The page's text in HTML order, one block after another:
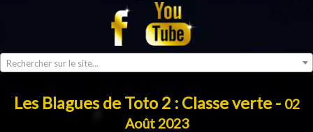
Rechercher sur le site...
Les Blagues de Toto 2 : Classe verte - 02
Août 2023